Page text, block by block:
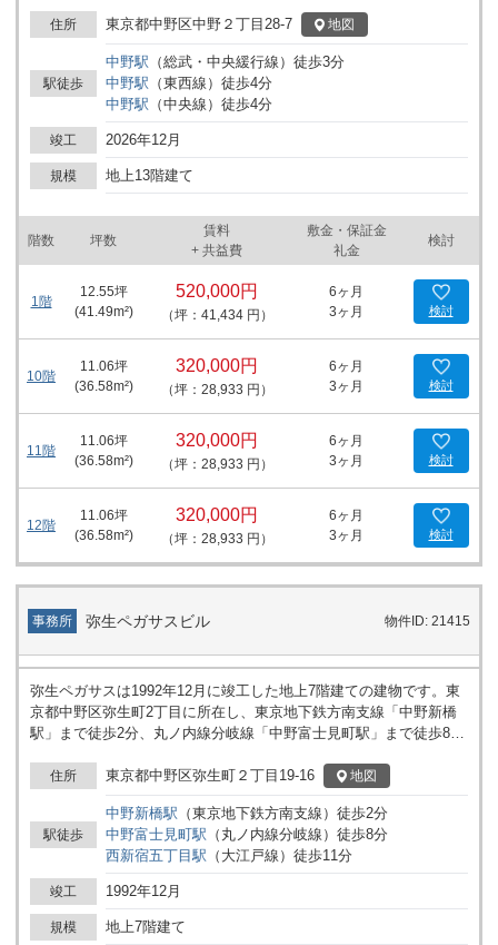
住所 東京都中野区中野２丁目28-7 地図
駅徒歩
中野駅 （総武・中央緩行線 ） 徒歩3分
中野駅 （東西線 ） 徒歩4分
中野駅 （中央線 ） 徒歩4分
竣工 2026年12月
規模 地上13階建て
階数 坪数
賃料
+ 共益費
敷金・保証金
礼金
検討
1階
12.55坪
(41.49m²)
520,000円
（坪：41,434 円）
6ヶ月
3ヶ月
検討
10階
11.06坪
(36.58m²)
320,000円
（坪：28,933 円）
6ヶ月
3ヶ月
検討
11階
11.06坪
(36.58m²)
320,000円
（坪：28,933 円）
6ヶ月
3ヶ月
検討
12階
11.06坪
(36.58m²)
320,000円
（坪：28,933 円）
6ヶ月
3ヶ月
検討
事務所 弥生ペガサスビル 物件ID: 21415
弥生ペガサスは1992年12月に竣工した地上7階建ての建物です。東
京都中野区弥生町2丁目に所在し、東京地下鉄方南支線「中野新橋
駅」まで徒歩2分、丸ノ内線分岐線「中野富士見町駅」まで徒歩8
可能です。
住所 東京都中野区弥生町２丁目19-16 地図
駅徒歩
中野新橋駅 （東京地下鉄方南支線 ） 徒歩2分
中野富士見町駅 （ 丸ノ内線分岐線 ） 徒歩8分
西新宿五丁目 駅 （ 大江戸線 ） 徒歩11 分
竣工 1992年12月
規模 地上7階建て